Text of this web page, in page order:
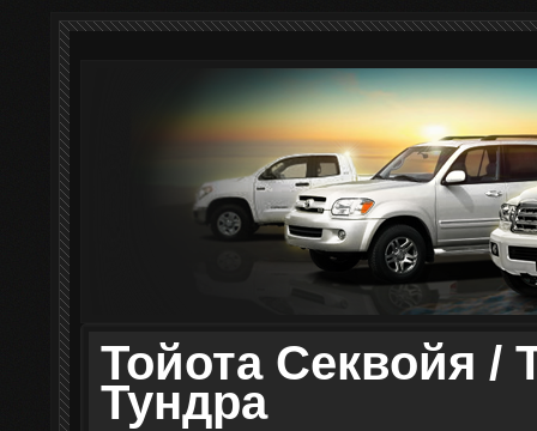
Тойота Секвойя /
Тундра